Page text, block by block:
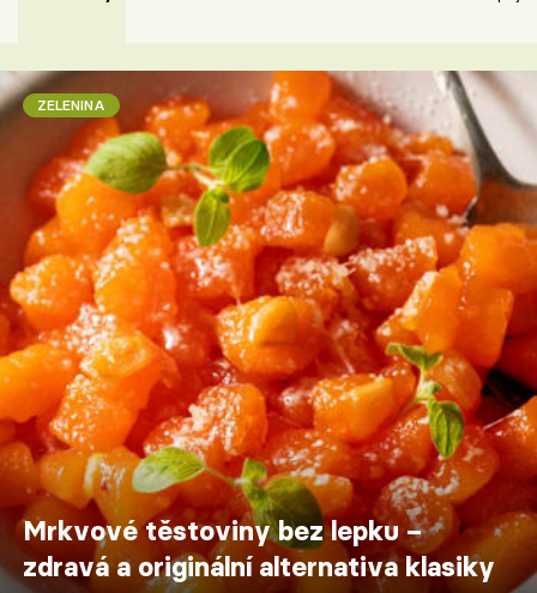
ZELENINA
Mrkvové těstoviny bez lepku –
zdravá a originální alternativa klasiky